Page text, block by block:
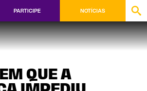
PARTICIPE NOTÍCIAS
QUE A